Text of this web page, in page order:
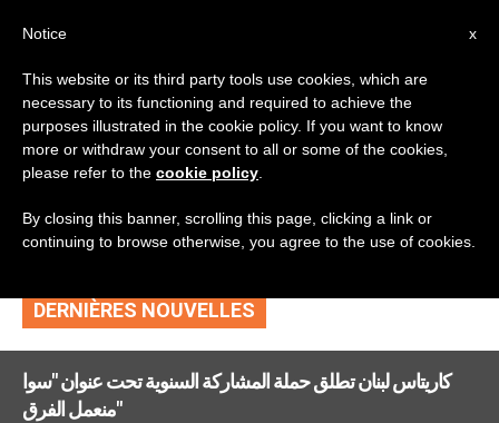
TAG
Posts Tagged ‘مبدأ
التعاضد’
DERNIÈRES NOUVELLES
كاريتاس لبنان تطلق حملة المشاركة السنوية تحت عنوان "سوا
منعمل الفرق"
x
Notice
This website or its third party tools use cookies, which are
necessary to its functioning and required to achieve the
purposes illustrated in the cookie policy. If you want to know
more or withdraw your consent to all or some of the cookies,
please refer to the cookie policy
By closing this banner, scrolling this page, clicking a link or
continuing to browse otherwise, you agree to the use of cookies.